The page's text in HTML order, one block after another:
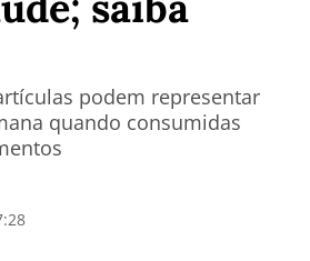
podem representar
quando consumidas